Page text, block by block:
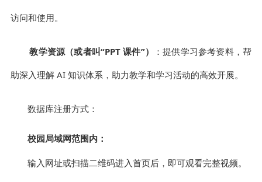
访问和使用。
教学资源（或者叫“PPT课件”）
：提供学习参考资料，帮
助深入理解AI 知识体系，助力教学和学习活动的高效开展。
数据库注册方式：
校园局域网范围内：
输入网址或扫描二维码进入首页后，即可观看完整视频。